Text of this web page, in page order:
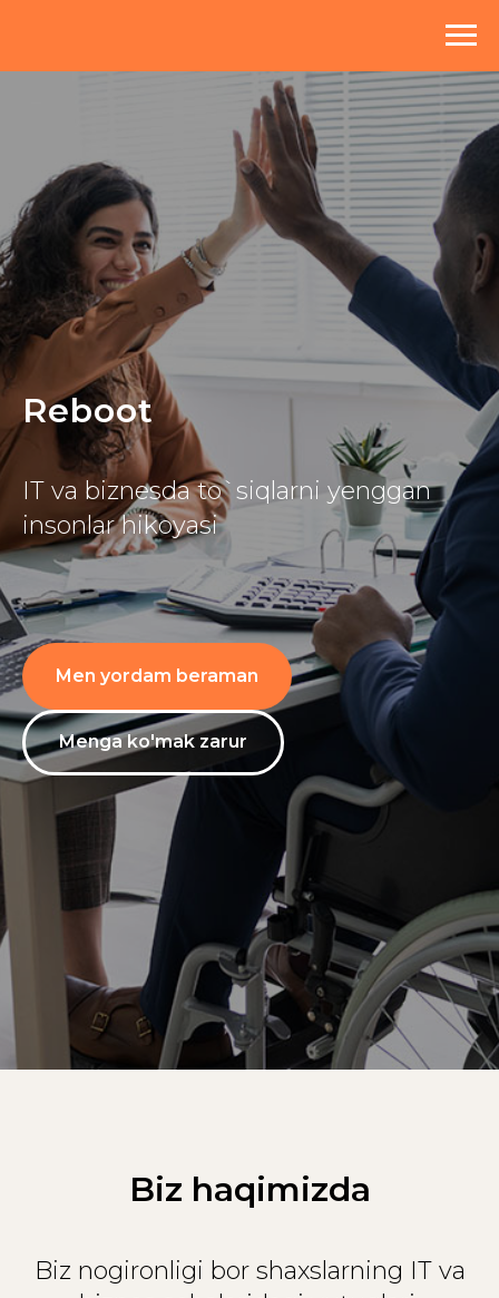
Reboot
IT va biznesda to`siqlarni yenggan
insonlar hikoyasi
Men yordam beraman
Menga ko'mak zarur
Biz haqimizda
Biz nogironligi bor shaxslarning IT va